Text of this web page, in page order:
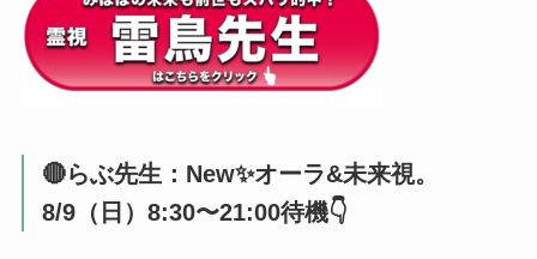
🔴らぶ先生：New✨オーラ&未来視。
8/9（日）8:30〜21:00待機👇️